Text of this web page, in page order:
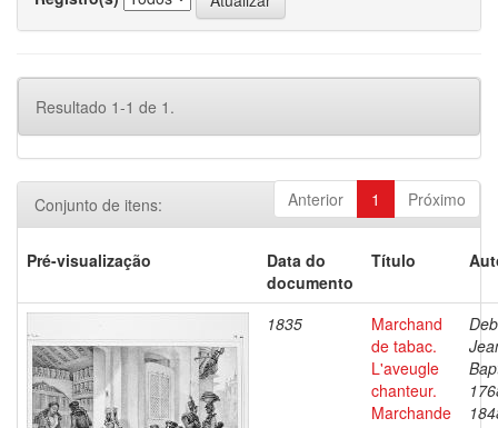
Resultado 1-1 de 1.
Anterior 1 Próximo
Conjunto de itens:
Pré-visualização
Data do
documento
Título
1835
Marchand
de tabac.
L'aveugle
chanteur.
Marchande